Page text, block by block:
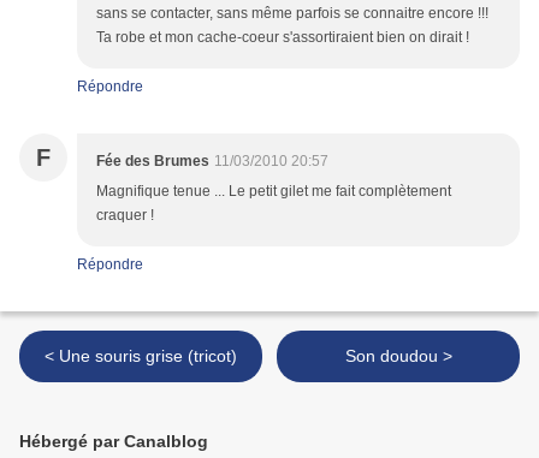
sans se contacter, sans même parfois se connaitre encore !!!
Ta robe et mon cache-coeur s'assortiraient bien on dirait !
Répondre
F Fée des Brumes 11/03/2010 20:57
Magnifique tenue ... Le petit gilet me fait complètement
craquer !
Répondre
< Une souris grise (tricot) Son doudou >
Hébergé par Canalblog